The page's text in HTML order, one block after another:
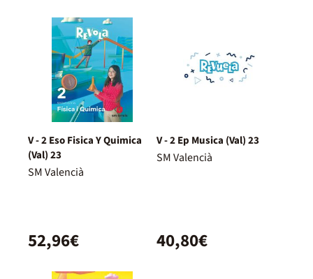
V - 2 Eso Fisica Y Quimica
(Val) 23
SM Valencià
52,96€
V - 2 Ep Musica (Val) 23
SM Valencià
40,80€